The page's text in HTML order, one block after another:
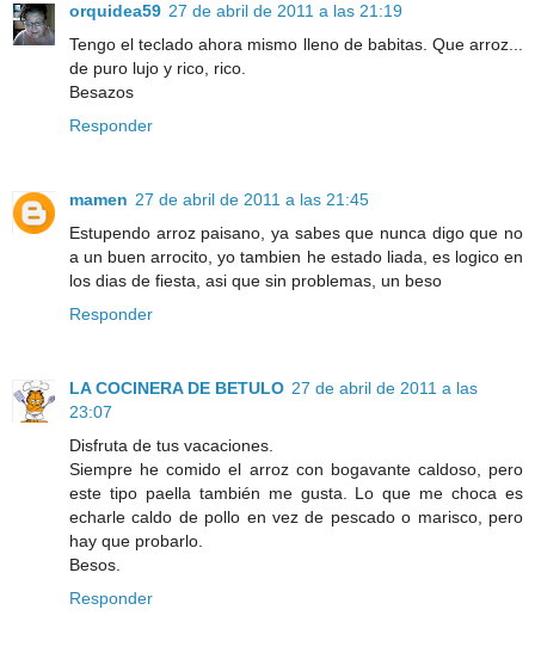
orquidea59 27 de abril de 2011 a las 21:19
Tengo el teclado ahora mismo lleno de babitas. Que arroz...
de puro lujo y rico, rico.
Besazos
Responder
mamen 27 de abril de 2011 a las 21:45
Estupendo arroz paisano, ya sabes que nunca digo que no
a un buen arrocito, yo tambien he estado liada, es logico en
los dias de fiesta, asi que sin problemas, un beso
Responder
LA COCINERA DE BETULO 27 de abril de 2011 a las
23:07
Disfruta de tus vacaciones.
Siempre he comido el arroz con bogavante caldoso, pero
este tipo paella también me gusta. Lo que me choca es
echarle caldo de pollo en vez de pescado o marisco, pero
hay que probarlo.
Besos.
Responder